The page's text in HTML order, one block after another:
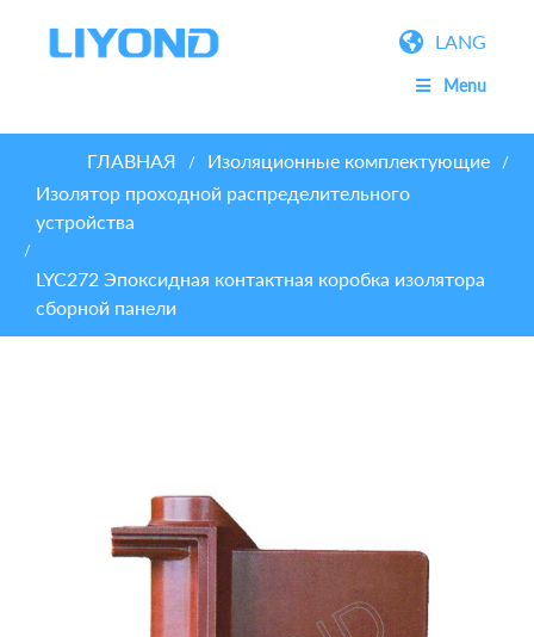
LANG
Menu
ГЛАВНАЯ / Изоляционные комплектующие /
Изолятор проходной распределительного
устройства
/
LYC272 Эпоксидная контактная коробка изолятора
сборной панели